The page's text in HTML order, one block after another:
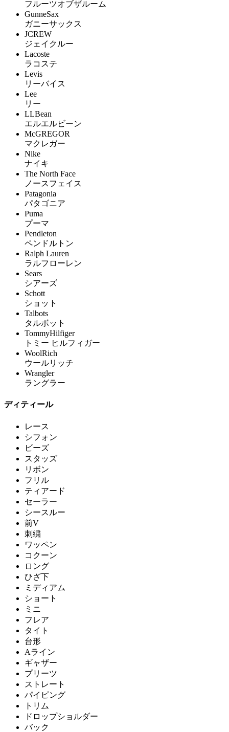
フルーツオブザルーム
GunneSax
ガニーサックス
JCREW
ジェイクルー
Lacoste
ラコステ
Levis
リーバイス
Lee
リー
LLBean
エルエルビーン
McGREGOR
マクレガー
Nike
ナイキ
The North Face
ノースフェイス
Patagonia
パタゴニア
Puma
プーマ
Pendleton
ペンドルトン
Ralph Lauren
ラルフローレン
Sears
シアーズ
Schott
ショット
Talbots
タルボット
TommyHilfiger
トミー ヒルフィガー
WoolRich
ウールリッチ
Wrangler
ラングラー
ディティール
レース
シフォン
ビーズ
スタッズ
リボン
フリル
ティアード
セーラー
シースルー
前V
刺繍
ワッペン
コクーン
ロング
ひざ下
ミディアム
ショート
ミニ
フレア
タイト
台形
Aライン
ギャザー
プリーツ
ストレート
パイピング
トリム
ドロップショルダー
バック